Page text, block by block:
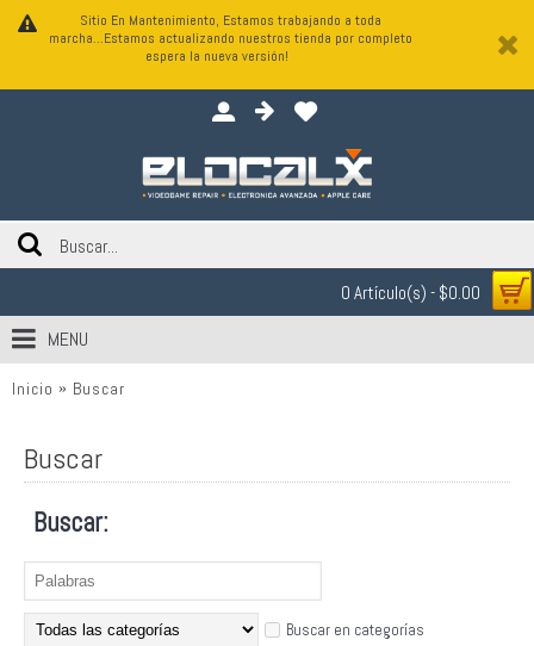
Sitio En Mantenimiento, Estamos trabajando a toda
marcha...Estamos actualizando nuestros tienda por completo
espera la nueva versión!
0 Artículo(s) - $0.00
MENU
Inicio Buscar
Buscar
Buscar:
Buscar en categorías